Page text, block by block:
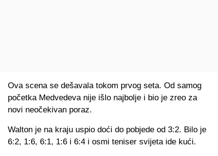
Ova scena se dešavala tokom prvog seta. Od samog
početka Medvedeva nije išlo najbolje i bio je zreo za
novi neočekivan poraz.
Walton je na kraju uspio doći do pobjede od 3:2. Bilo je
6:2, 1:6, 6:1, 1:6 i 6:4 i osmi teniser svijeta ide kući.